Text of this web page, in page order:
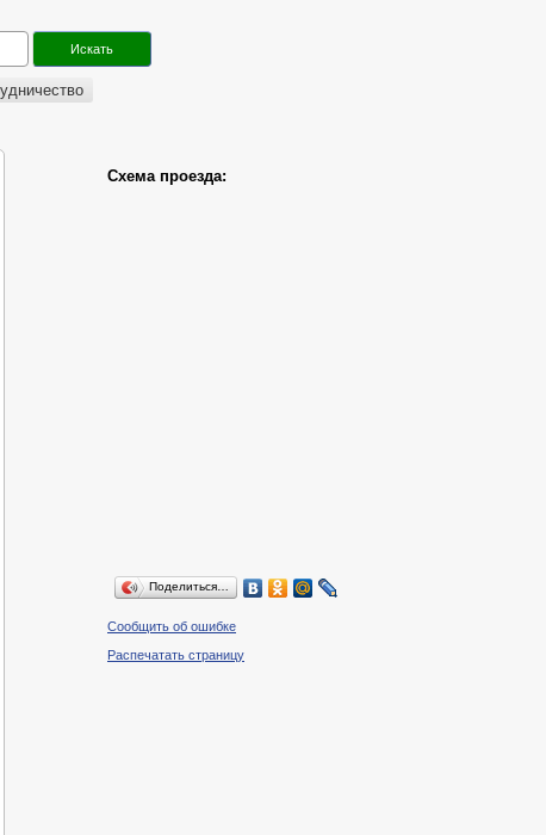
Схема проезда:
Поделиться…
Сообщить об ошибке
Распечатать страницу